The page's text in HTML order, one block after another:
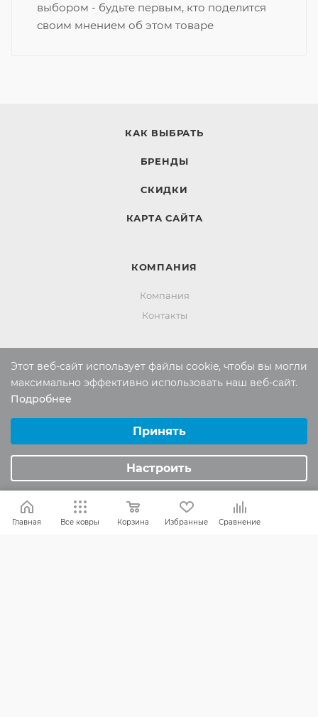
выбором - будьте первым, кто поделится
своим мнением об этом товаре
КАК ВЫБРАТЬ
БРЕНДЫ
СКИДКИ
КАРТА САЙТА
КОМПАНИЯ
Компания
Контакты
ИНФОРМАЦИЯ
Политика конфиденциальности
ПОМОЩЬ
Оплата и доставка
Обмен и возврат
Главная Все ковры Корзина Избранные Сравнение
Этот веб-сайт использует файлы cookie, чтобы вы могли
максимально эффективно использовать наш веб-сайт.
Подробнее
Аналитические/Функциональные
Принять
Настроить